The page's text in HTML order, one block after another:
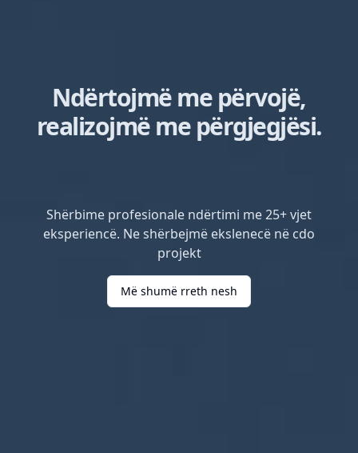
Ndërtojmë me përvojë,
realizojmë me përgjegjësi.
Shërbime profesionale ndërtimi me 25+ vjet
eksperiencë. Ne shërbejmë ekslenecë në cdo
projekt
Më shumë rreth nesh